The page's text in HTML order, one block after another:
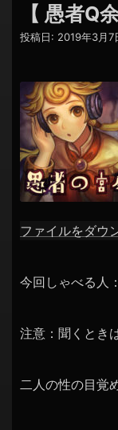
ビ
ー
シ
ョ
ン
【 愚者Q
投稿日: 2019年3月7
SHARE
LINK
ファイルをダウ
今回しゃべる人
注意：聞くとき
二人の性の目覚